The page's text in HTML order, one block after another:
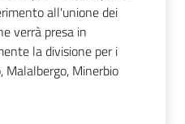
all'unione dei
verrà presa in
la divisione per i
Malalbergo, Minerbio